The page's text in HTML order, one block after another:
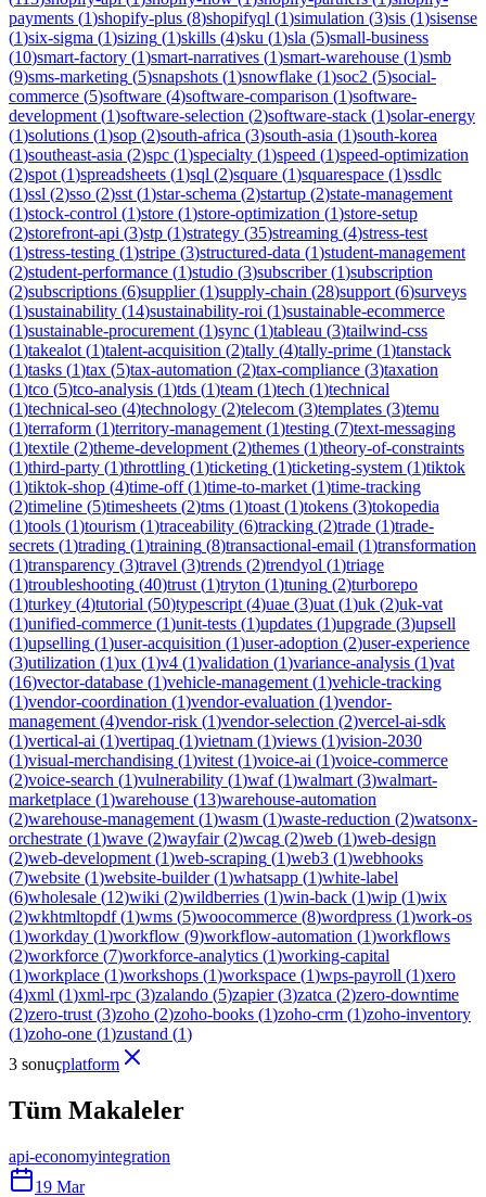
payments (1)shopify-plus (8)shopifyql (1)simulation (3)sis (1)sisense
(1)six-sigma (1)sizing (1)skills (4)sku (1)sla (5)small-business
(10)smart-factory (1)smart-narratives (1)smart-warehouse (1)smb
(9)sms-marketing (5)snapshots (1)snowflake (1)soc2 (5)social-
commerce (5)software (4)software-comparison (1)software-
development (1)software-selection (2)software-stack (1)solar-energy
(1)solutions (1)sop (2)south-africa (3)south-asia (1)south-korea
(1)southeast-asia (2)spc (1)specialty (1)speed (1)speed-optimization
(2)spot (1)spreadsheets (1)sql (2)square (1)squarespace (1)ssdlc
(1)ssl (2)sso (2)sst (1)star-schema (2)startup (2)state-management
(1)stock-control (1)store (1)store-optimization (1)store-setup
(2)storefront-api (3)stp (1)strategy (35)streaming (4)stress-test
(1)stress-testing (1)stripe (3)structured-data (1)student-management
(2)student-performance (1)studio (3)subscriber(1)subscription
(2)subscriptions (6)supplier(1)supply-chain (28)support (6)surveys
(1)sustainability (14)sustainability-roi (1)sustainable-ecommerce
(1)sustainable-procurement (1)sync (1)tableau (3)tailwind-css
(1)takealot (1)talent-acquisition (2)tally (4)tally-prime (1)tanstack
(1)tasks (1)tax (5)tax-automation (2)tax-compliance (3)taxation
(1)tco (5)tco-analysis (1)tds (1)team (1)tech (1)technical
(1)technical-seo (4)technology (2)telecom (3)templates (3)temu
(1)terraform (1)territory-management (1)testing (7)text-messaging
(1)textile (2)theme-development (2)themes (1)theory-of-constraints
(1)third-party (1)throttling (1)ticketing (1)ticketing-system (1)tiktok
(1)tiktok-shop (4)time-off(1)time-to-market (1)time-tracking
(2)timeline (5)timesheets (2)tms (1)toast (1)tokens (3)tokopedia
(1)tools (1)tourism (1)traceability (6)tracking (2)trade (1)trade-
secrets (1)trading (1)training (8)transactional-email (1)transformation
(1)transparency (3)travel (3)trends (2)trendyol (1)triage
(1)troubleshooting (40)trust (1)tryton (1)tuning (2)turborepo
(1)turkey (4)tutorial (50)typescript (4)uae (3)uat (1)uk (2)uk-vat
(1)unified-commerce (1)unit-tests (1)updates (1)upgrade (3)upsell
(1)upselling (1)user-acquisition (1)user-adoption (2)user-experience
(3)utilization (1)ux (1)v4 (1)validation (1)variance-analysis (1)vat
(16)vector-database (1)vehicle-management (1)vehicle-tracking
(1)vendor-coordination (1)vendor-evaluation (1)vendor-
management (4)vendor-risk (1)vendor-selection (2)vercel-ai-sdk
(1)vertical-ai (1)vertipaq (1)vietnam (1)views (1)vision-2030
(1)visual-merchandising (1)vitest (1)voice-ai (1)voice-commerce
(2)voice-search (1)vulnerability (1)waf(1)walmart (3)walmart-
marketplace (1)warehouse (13)warehouse-automation
(2)warehouse-management (1)wasm (1)waste-reduction (2)watsonx-
orchestrate (1)wave (2)wayfair(2)wcag (2)web (1)web-design
(2)web-development (1)web-scraping (1)web3 (1)webhooks
(7)website (1)website-builder(1)whatsapp (1)white-label
(6)wholesale (12)wiki (2)wildberries (1)win-back (1)wip (1)wix
(2)wkhtmltopdf(1)wms (5)woocommerce (8)wordpress (1)work-os
(1)workday (1)workflow (9)workflow-automation (1)workflows
(2)workforce (7)workforce-analytics (1)working-capital
(1)workplace (1)workshops (1)workspace (1)wps-payroll (1)xero
(4)xml (1)xml-rpc (3)zalando (5)zapier(3)zatca (2)zero-downtime
(2)zero-trust (3)zoho (2)zoho-books (1)zoho-crm (1)zoho-inventory
(1)zoho-one (1)zustand (1)
3 sonuçplatform
Tüm Makaleler
api-economyintegration
19 Mar